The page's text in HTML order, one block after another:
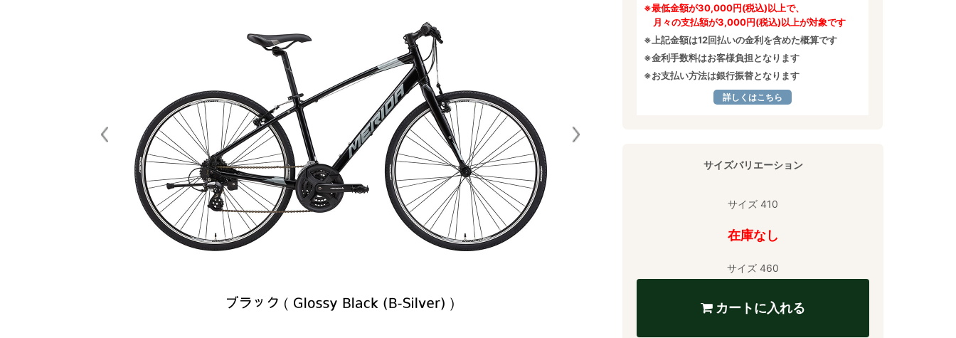
※最低金額が30,000円(税込)以上で、
月々の支払額が3,000円(税込)以上が対象です
※上記金額は12回払いの金利を含めた概算です
※金利手数料はお客様負担となります
※お支払い方法は銀行振替となります
詳しくはこちら
サイズバリエーション
サイズ 410
在庫なし
サイズ 460
カートに入れる